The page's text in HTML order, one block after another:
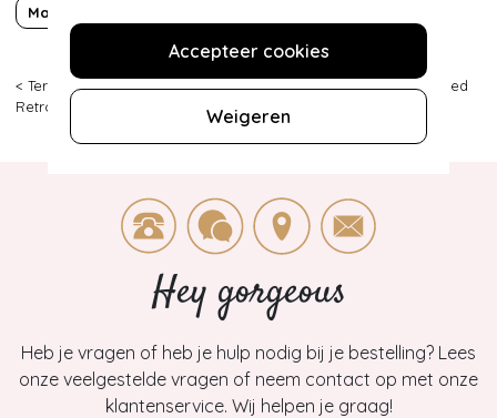
Accepteer cookies
Weigeren
Mad Men
< Terug |Topvintage>Schoenen >Sandalen >Sleehak>Banned
Retro
Hey gorgeous
Heb je vragen of heb je hulp nodig bij je bestelling? Lees
onze veelgestelde vragen of neem contact op met onze
klantenservice. Wij helpen je graag!